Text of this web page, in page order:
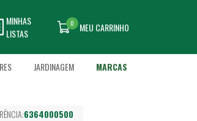
MINHAS
LISTAS
MEU CARRINHO
0
JARDINAGEM MARCAS
6364000500